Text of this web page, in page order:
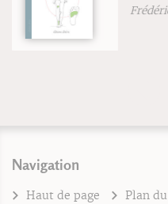
Navigation
Haut de page Plan